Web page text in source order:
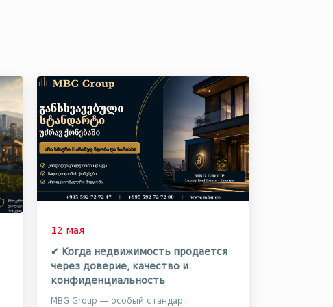
12 мая
✔ Когда недвижимость продается
через доверие, качество и
конфиденциальность
MBG Group — особый стандарт